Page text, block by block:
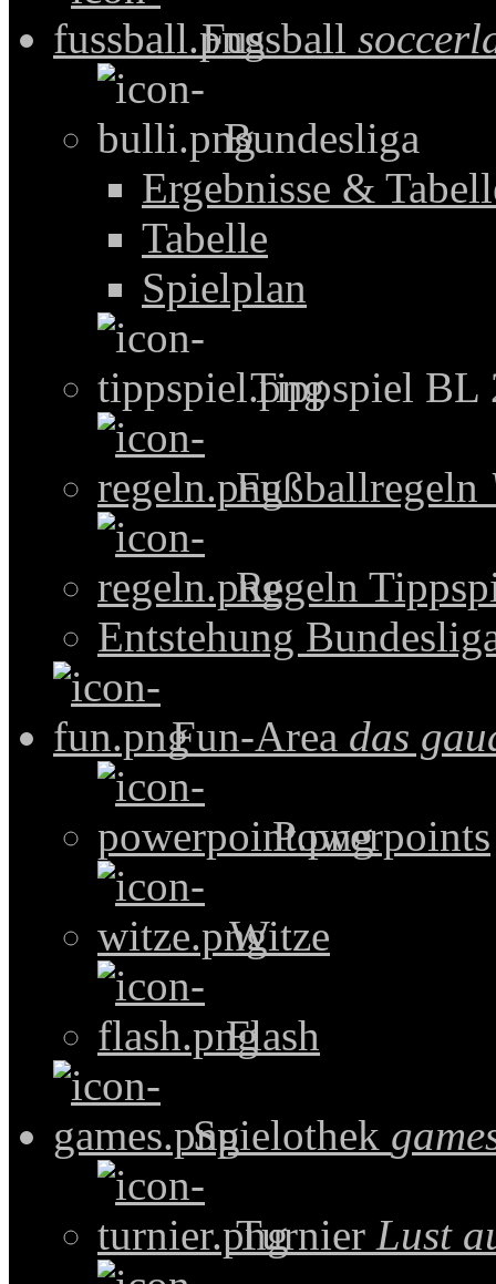
Fussball
Bundesliga
Ergebnisse &
Tabelle
Spielplan
Tippspiel BL
Fußballregeln
Regeln
Entstehung
Fun-Area das
Powerpoints
Witze
Flash
Spielothek
Turnier Lust